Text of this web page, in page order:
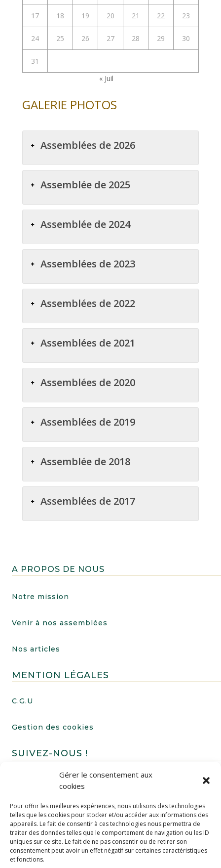
Gérer le consentement aux
cookies
Pour offrir les meilleures expériences, nous utilisons des technologies
telles que les cookies pour stocker et/ou accéder aux informations des
appareils. Le fait de consentir à ces technologies nous permettra de
traiter des données telles que le comportement de navigation ou les ID
uniques sur ce site. Le fait de ne pas consentir ou de retirer son
consentement peut avoir un effet négatif sur certaines caractéristiques
et fonctions.
17 18 19 20 21 22 23
24 25 26 27 28 29 30
31
« Juil
GALERIE PHOTOS
Assemblées de 2026
Assemblée de 2025
Assemblée de 2024
Assemblées de 2023
Assemblées de 2022
Assemblées de 2021
Assemblées de 2020
Assemblées de 2019
Assemblée de 2018
Assemblées de 2017
A PROPOS DE NOUS
Notre mission
Venir à nos assemblées
Nos articles
MENTION LÉGALES
C.G.U
Gestion des cookies
SUIVEZ-NOUS !
FAIRE UN DON